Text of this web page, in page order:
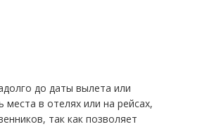
до даты вылета или
в отелях или на рейсах,
так как позволяет